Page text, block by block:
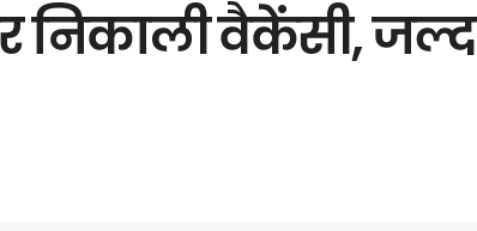
निकाली वैकेंसी, जल्द